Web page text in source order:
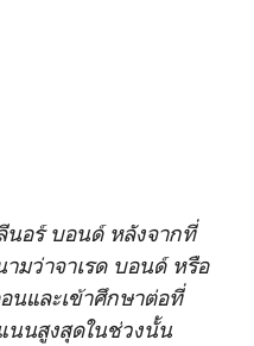
นอร์ บอนด์ หลังจากที่
มว่าจาเรด บอนด์ หรือ
นและเข้าศึกษาต่อที่
นนสูงสุดในช่วงนั้น